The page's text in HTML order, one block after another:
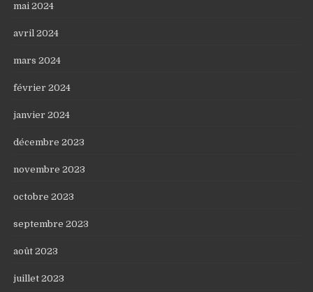
mai 2024
avril 2024
mars 2024
février 2024
janvier 2024
décembre 2023
novembre 2023
octobre 2023
septembre 2023
août 2023
juillet 2023